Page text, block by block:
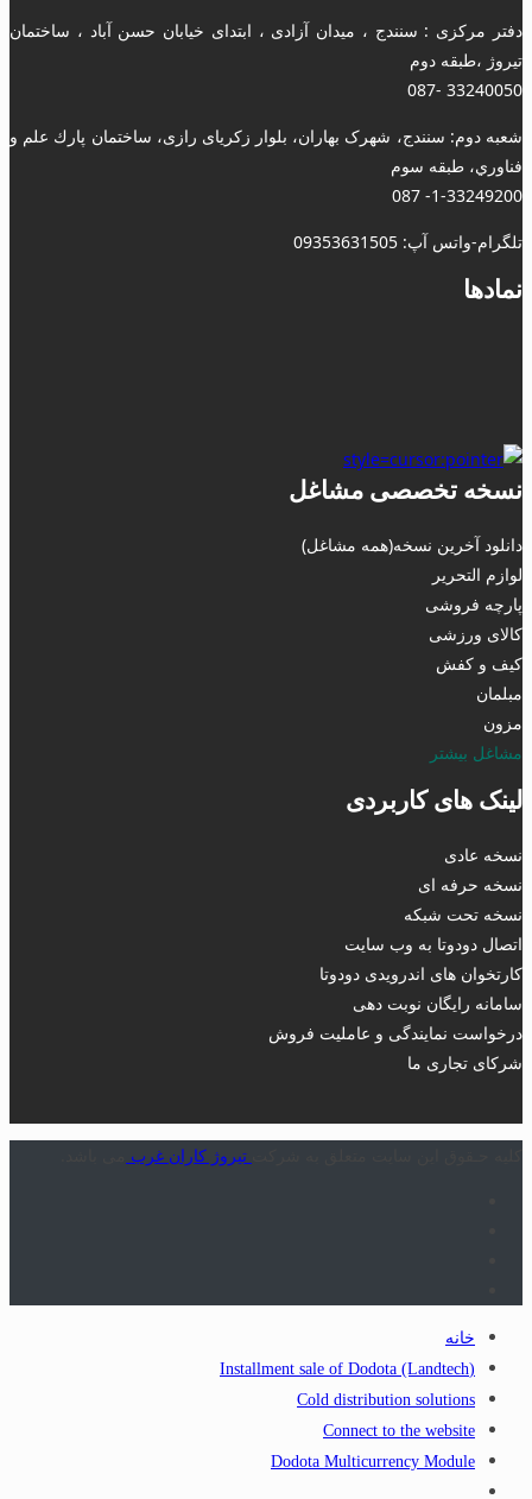
دفتر مرکزی : سنندج ، میدان آزادی ، ابتدای خیابان حسن آباد ، ساختمان
تیروژ ،طبقه دوم
33240050 -087
شعبه دوم: سنندج، شهرک بهاران، بلوار زکریای رازی، ساختمان پارك علم و
فناوري، طبقه سوم
1-33249200- 087
تلگرام-واتس آپ: 09353631505
نمادها
نسخه تخصصی مشاغل
دانلود آخرین نسخه(همه مشاغل)
لوازم التحریر
پارچه فروشی
کالای ورزشی
کیف و کفش
مبلمان
مزون
مشاغل بیشتر
لینک های کاربردی
نسخه عادی
نسخه حرفه ای
نسخه تحت شبکه
اتصال دودوتا به وب سایت
کارتخوان های اندرویدی دودوتا
سامانه رایگان نوبت دهی
درخواست نمایندگی و عاملیت فروش
شرکای تجاری ما
تیروژ کاران غرب
خانه
(Installment sale of Dodota (Landtech
Cold distribution solutions
Connect to the website
Dodota Multicurrency Module